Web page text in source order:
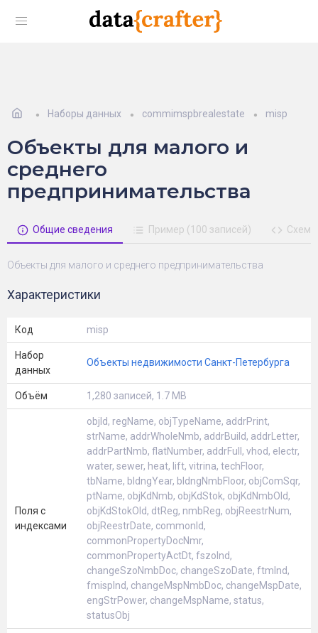
Наборы данных commimspbrealestate misp
Объекты для малого и
среднего
предпринимательства
Общие сведения Пример (100 записей) Схема
Объекты для малого и среднего предпринимательства
Характеристики
Код misp
Набор
данных
Объекты недвижимости Санкт-Петербурга
Объём 1,280 записей, 1.7 MB
Поля с
индексами
objId, regName, objTypeName, addrPrint,
strName, addrWholeNmb, addrBuild, addrLetter,
addrPartNmb, flatNumber, addrFull, vhod, electr,
water, sewer, heat, lift, vitrina, techFloor,
tbName, bldngYear, bldngNmbFloor, objComSqr,
ptName, objKdNmb, objKdStok, objKdNmbOld,
objKdStokOld, dtReg, nmbReg, objReestrNum,
objReestrDate, commonId,
commonPropertyDocNmr,
commonPropertyActDt, fszoInd,
changeSzoNmbDoc, changeSzoDate, ftmInd,
fmispInd, changeMspNmbDoc, changeMspDate,
engStrPower, changeMspName, status,
statusObj